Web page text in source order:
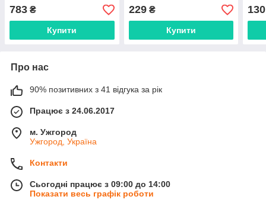
783 ₴
Купити
229₴
Купити
130
Про нас
90% позитивних з 41 відгука за рік
Працює з 24.06.2017
м. Ужгород
Ужгород, Україна
Контакти
Сьогодні працює з 09:00 до 14:00
Показати весь графік роботи